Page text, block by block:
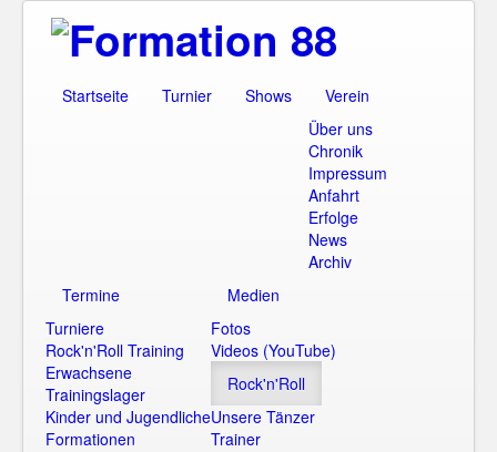
Startseite Turnier Shows
Verein
Über uns
Chronik
Impressum
Anfahrt
Erfolge
News
Archiv
Termine
Turniere
Rock'n'Roll Training
Erwachsene
Trainingslager
Kinder und Jugendliche
Formationen
Medien
Fotos
Videos (YouTube)
Rock'n'Roll
Unsere Tänzer
Trainer